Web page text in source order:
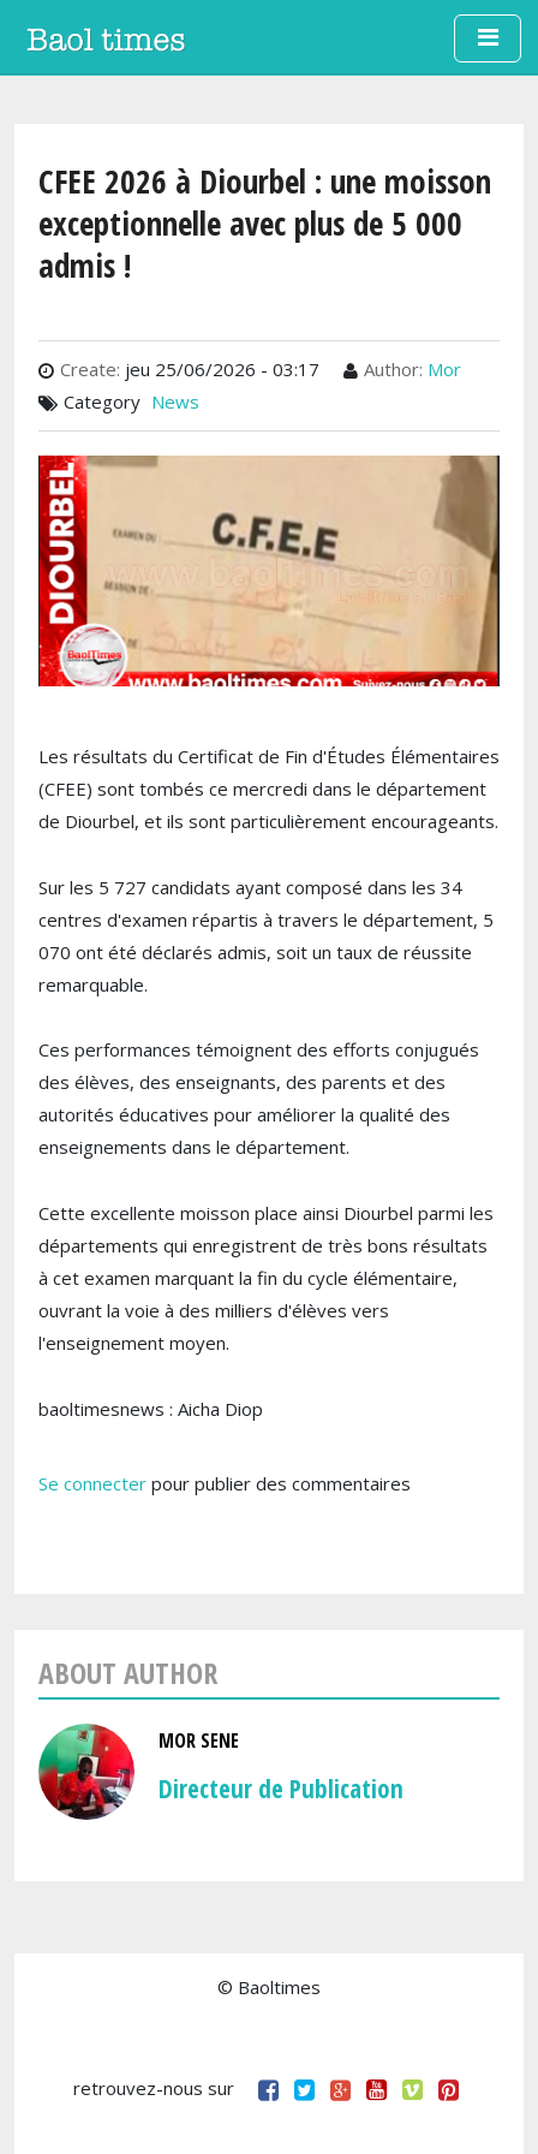
Aller au contenu principal
CFEE 2026 à Diourbel : une moisson
exceptionnelle avec plus de 5 000
admis !
Create: jeu 25/06/2026 - 03:17 Author: Mor
Category News
Les résultats du Certificat de Fin d'Études Élémentaires
(CFEE) sont tombés ce mercredi dans le département
de Diourbel, et ils sont particulièrement encourageants.
Sur les 5 727 candidats ayant composé dans les 34
centres d'examen répartis à travers le département, 5
070 ont été déclarés admis, soit un taux de réussite
remarquable.
Ces performances témoignent des efforts conjugués
des élèves, des enseignants, des parents et des
autorités éducatives pour améliorer la qualité des
enseignements dans le département.
Cette excellente moisson place ainsi Diourbel parmi les
départements qui enregistrent de très bons résultats
à cet examen marquant la fin du cycle élémentaire,
ouvrant la voie à des milliers d'élèves vers
l'enseignement moyen.
baoltimesnews : Aicha Diop
Se connecter pour publier des commentaires
ABOUT AUTHOR
MOR SENE
Directeur de Publication
© Baoltimes
retrouvez-nous sur